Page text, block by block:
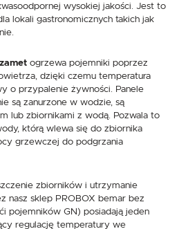
wysokiej jakości. Jest to
lokali gastronomicznych takich jak
ogrzewa pojemniki poprzez
dzięki czemu temperatura
o przypalenie żywności. Panele
są zanurzone w wodzie, są
lub zbiornikami z wodą. Pozwala to
którą wlewa się do zbiornika
grzewczej do podgrzania
zbiorników i utrzymanie
nasz sklep PROBOX bemar bez
pojemników GN) posiadają jeden
regulację temperatury we